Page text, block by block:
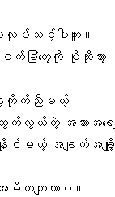
မလုပ်သင့်ပါဘူး။
က်ခြံတွေကို ပိုဆိုးသွား
ေနဲ့ကိုက်ညီမယ့်
လွယ်တဲ့ အသားအရေ
နိုင်မယ့် အချက်အချို့
ဓိကကျတာပါ။